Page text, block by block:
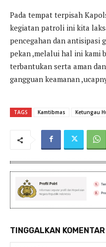
Pada tempat terpisah
kegiatan patroli ini kita
pencegahan dan antisipasi
pekan ,melalui hal ini kami
terbantukan serta aman
gangguan keamanan
TAGS Kamtibmas Ketungau
TINGGALKAN KOMENTAR